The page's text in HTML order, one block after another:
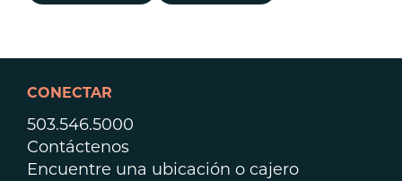
CONECTAR
503.546.5000
Contáctenos
Encuentre una ubicación o cajero